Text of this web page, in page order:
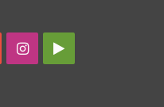
YouTubeInstagram